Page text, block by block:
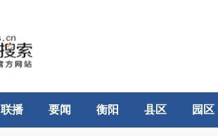
联播 要闻 衡阳 县区 园区